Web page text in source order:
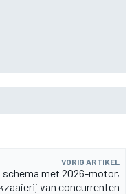
VORIG ARTIKEL
met 2026-motor,
van concurrenten